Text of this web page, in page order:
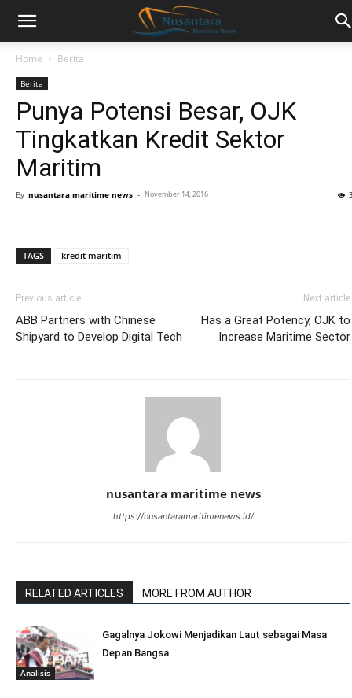
Home Berita
Berita
Punya Potensi Besar, OJK
Tingkatkan Kredit Sektor
Maritim
By nusantara maritime news - November 14, 2016
TAGS kredit maritim
Previous article
ABB Partners with Chinese
Shipyard to Develop Digital Tech
Next article
Has a Great Potency, OJK to
Increase Maritime Sector
nusantara maritime news
https://nusantaramaritimenews.id/
RELATED ARTICLES MORE FROM AUTHOR
Analisis
Gagalnya Jokowi Menjadikan Laut sebagai Masa
Depan Bangsa